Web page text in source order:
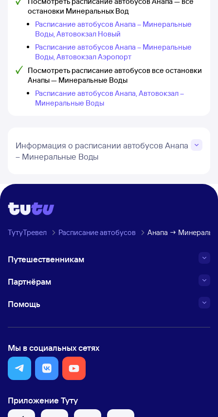
остановки Минеральных Вод
Расписание автобусов Анапа – Минеральные
Воды, Автовокзал Новый
Расписание автобусов Анапа – Минеральные
Воды, Автовокзал Аэропорт
Посмотреть расписание автобусов все остановки
Анапы — Минеральные Воды
Расписание автобусов Анапа, Автовокзал –
Минеральные Воды
Информация о расписании автобусов Анапа
– Минеральные Воды
ТутуТревел Расписание автобусов Анапа →
Путешественникам
Партнёрам
Помощь
Мы в социальных сетях
Приложение Туту